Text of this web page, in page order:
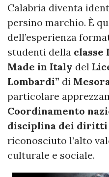
Calabria diventa
persino marchio. È
dell’esperienza
studenti della classe
Made in Italy del
Lombardi” di
particolare
Coordinamento
disciplina dei diritti
riconosciuto l’alto
culturale e sociale.